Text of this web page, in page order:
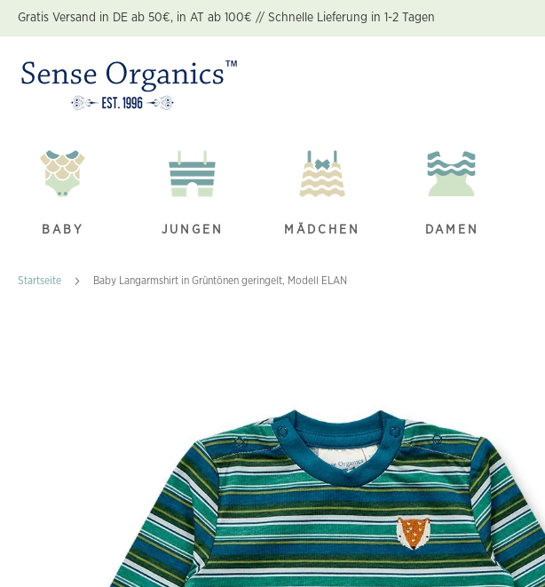
Zum
Inhalt
Gratis Versand in DE ab 50€, in AT ab 100€ // Schnelle Lieferung in 1-2 Tagen
BABY JUNGEN MÄDCHEN DAMEN
Startseite Baby Langarmshirt in Grüntönen geringelt, Modell ELAN